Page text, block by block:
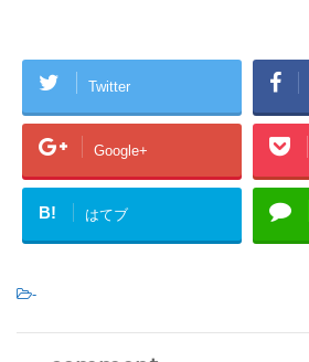
Twitter
Google+
B! はてブ
-